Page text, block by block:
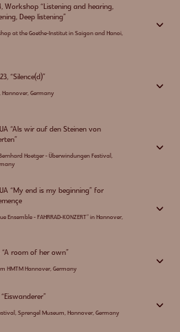
Workshop “Listening and hearing,
Deep listening”
at the Goethe-Institut in Saigon and Hanoi,
3
“Silence(d)”
Hannover, Germany
3
“Als wir auf den Steinen von
Hoetger - Überwindungen Festival,
3
“My end is my beginning” for
Ensemble - FAHRRAD-KONZERT” in Hannover,
3
“A room of her own”
HMTM Hannover, Germany
3
Sprengel Museum, Hannover, Germany
3